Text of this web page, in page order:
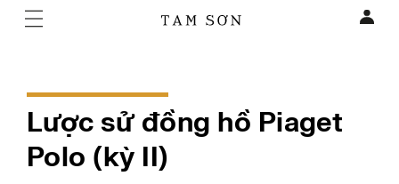
Lược sử đồng hồ Piaget
Polo (kỳ II)